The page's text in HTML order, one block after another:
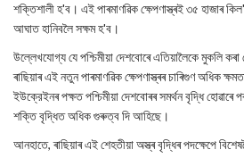
শক্তিশালী হ'ব। এই পাৰমাণৱিক ক্ষেপণাস্ত্ৰই ৩৫ হাজাৰ
আঘাত হানিবলৈ সক্ষম হ'ব।
উল্লেখযোগ্য যে পশ্চিমীয়া দেশবোৰে এতিয়ালৈকে মুকলি কৰা
ৰাছিয়াৰ এই নতুন পাৰমাণৱিক ক্ষেপণাস্ত্ৰৰ চাৰিগুণ অধিক
ইউক্রেইনৰ পক্ষত পশ্চিমীয়া দেশবোৰৰ সমৰ্থন বৃদ্ধি হোৱাৰে
শক্তি বৃদ্ধিত অধিক গুৰুত্ব দি আহিছে।
আনহাতে, ৰাছিয়াৰ এই শেহতীয়া অস্ত্ৰ বৃদ্ধিৰ পদক্ষেপে